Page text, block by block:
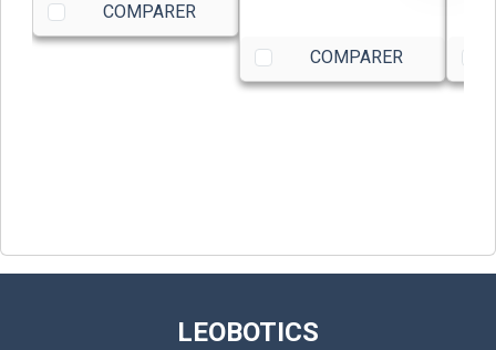
COMPARER
COMPARER
LEOBOTICS